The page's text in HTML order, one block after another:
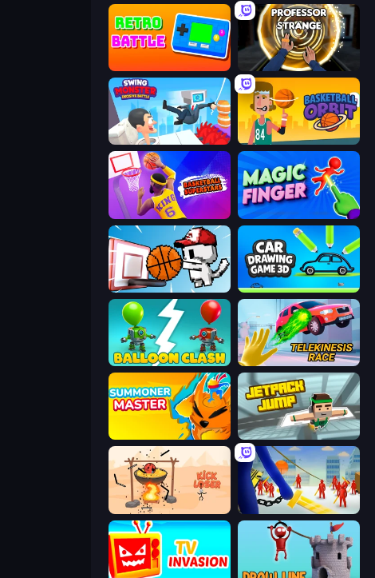
Retro Battle Professor Strange
Swing Monster: Decisive Battle Basketball Orbit
Basketball Superstars Magic Finger 3D
Basket Cats Car Drawing Game 3D
Balloon Clash Telekinesis Race 3D
Summoner Master Jetpack Jump
Kick Loser Slasher